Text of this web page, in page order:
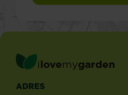
ilovemygarden
ADRES